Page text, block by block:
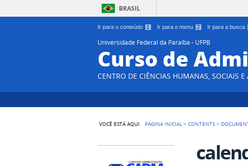
Ir para o conteúdo 1 Ir para o menu 2 Ir para a busca
BRASIL
Universidade Federal da Paraíba - UFPB
Curso de
CENTRO DE CIÊNCIAS HUMANAS, SOCIAIS E
VOCÊ ESTÁ AQUI: PÁGINA INICIAL >CONTENTS >